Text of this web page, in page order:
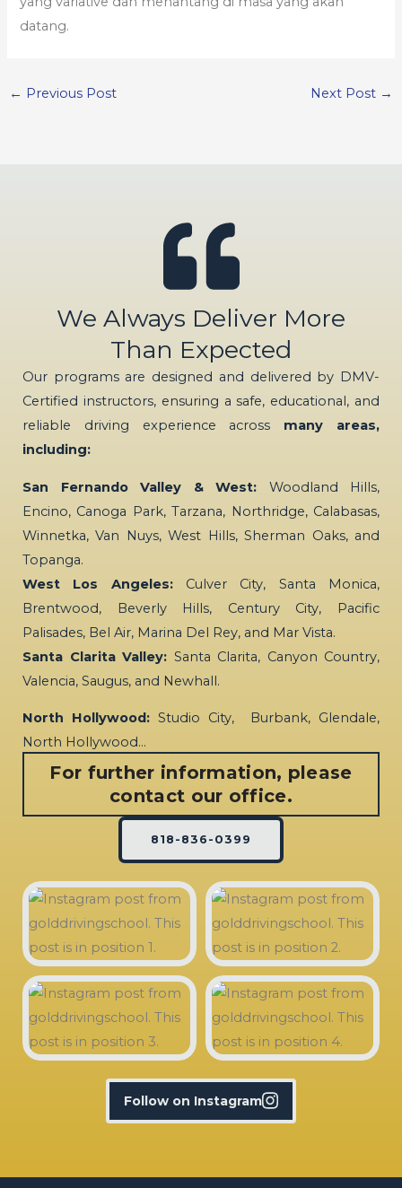
datang.
← Previous Post Next Post →
We Always Deliver More
Than Expected
Our programs are designed and delivered by DMV-
Certified instructors, ensuring a safe, educational, and
reliable driving experience across many areas,
including:
San Fernando Valley & West: Woodland Hills,
Encino, Canoga Park, Tarzana, Northridge, Calabasas,
Winnetka, Van Nuys, West Hills, Sherman Oaks, and
Topanga.
West Los Angeles:Culver City, Santa Monica,
Brentwood, Beverly Hills, Century City, Pacific
Palisades, Bel Air, Marina Del Rey, and Mar Vista.
Santa Clarita Valley: Santa Clarita, Canyon Country,
Valencia, Saugus, and Newhall.
North Hollywood: Studio City, Burbank, Glendale,
North Hollywood…
For further information, please
contact our office.
818-836-0399
Follow on Instagram